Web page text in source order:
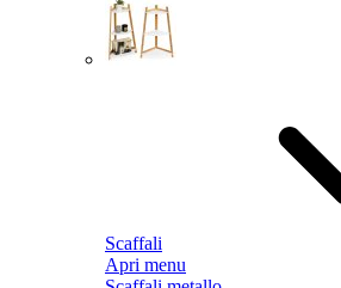
Scaffali
Apri menu